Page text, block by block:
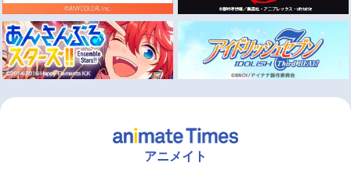
アニメイト